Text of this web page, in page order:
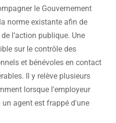
le Gouvernement
norme existante afin de
l’action publique. Une
sur le contrôle des
et bénévoles en contact
Il y relève plusieurs
lorsque l'employeur
agent est frappé d'une